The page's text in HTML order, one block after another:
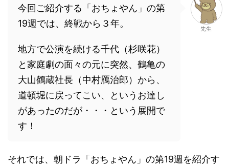
今回ご紹介する「おちょやん」の第
19週では、終戦から３年。
地方で公演を続ける千代（杉咲花）
と家庭劇の面々の元に突然、鶴亀の
大山鶴蔵社長（中村鴈治郎）から、
道頓堀に戻ってこい、というお達し
があったのだが・・・という展開で
す！
先生
それでは、朝ドラ「おちょやん」の第19週を紹介す